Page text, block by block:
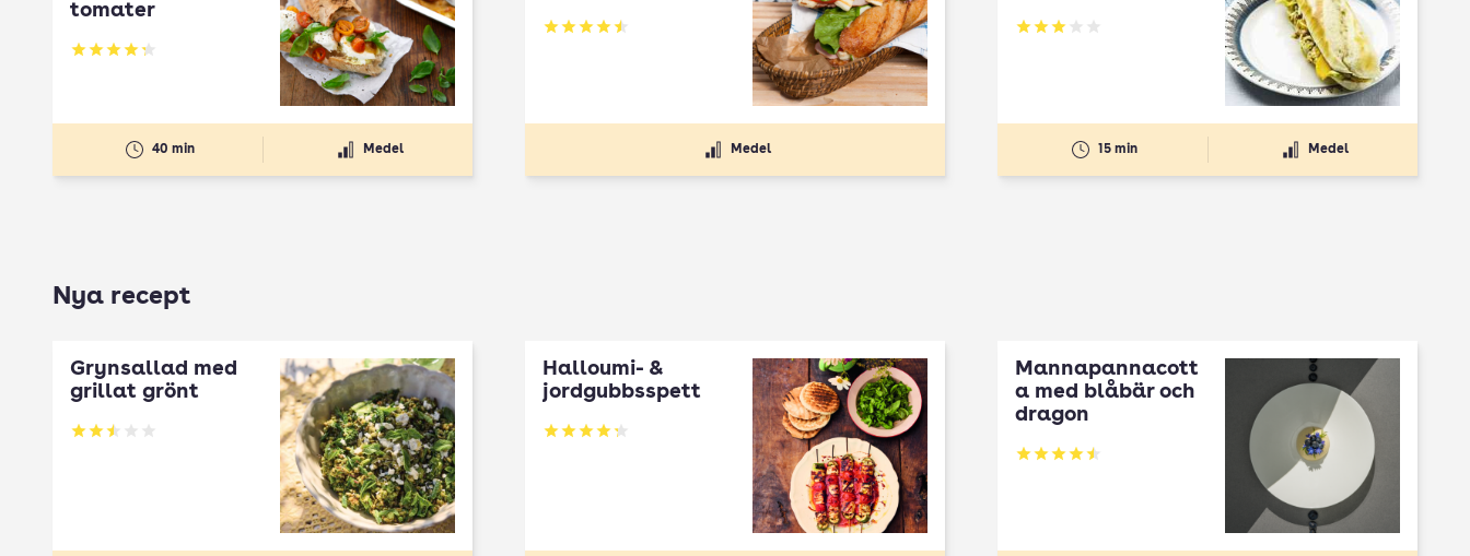
tomater
Betyg: 4.29 av 5
40 min Medel
Betyg: 4.5 av 5
Medel
Betyg: 3 av 5
15 min Medel
Nya recept
Grynsallad med
grillat grönt
Betyg: 2.5 av 5
Halloumi- &
jordgubbsspett
Betyg: 4.3 av 5
Mannapannacott
a med blåbär och
dragon
Betyg: 4.5 av 5